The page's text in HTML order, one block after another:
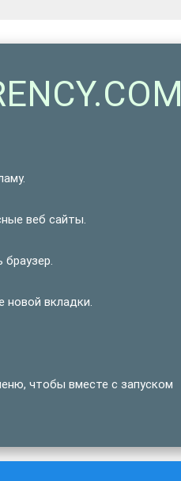
веб сайты.
новой вкладки.
чтобы вместе с запуском